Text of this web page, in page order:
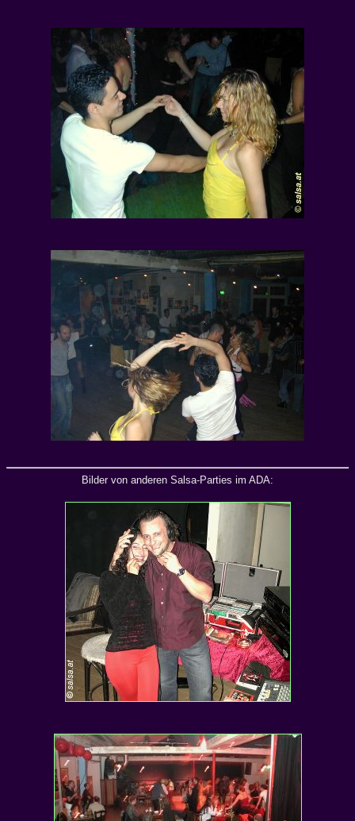
Bilder von anderen Salsa-Parties im ADA: